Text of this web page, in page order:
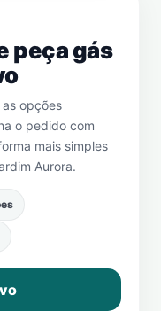
peça gás
opções
o pedido com
mais simples
Aurora.